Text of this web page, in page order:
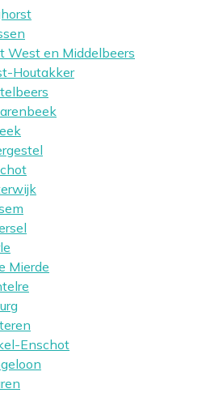
West en Middelbeers
Houtakker
Mierde
Enschot